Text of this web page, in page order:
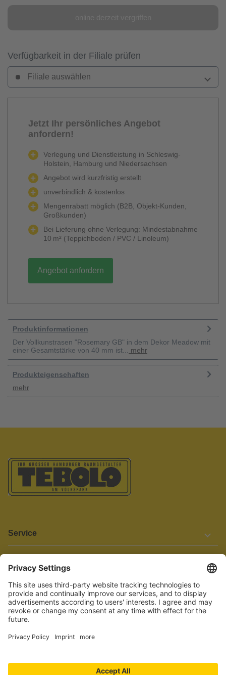
Verfügbarkeit in der Filiale prüfen
Filiale auswählen
Jetzt Ihr persönliches Angebot
anfordern!
Verlegung und Dienstleistung in Schleswig-
Holstein, Hamburg und Niedersachsen
Angebot wird kurzfristig erstellt
unverbindlich & kostenlos
Mengenrabatt möglich (B2B, Objekt-Kunden,
Großkunden)
Bei Lieferung ohne Verlegung: Mindestabnahme
10 m² (Teppichboden / PVC / Linoleum)
Angebot anfordern
Produktinformationen
Der Vollkunstrasen "Rosemary GB" in dem Dekor Meadow mit
einer Gesamtstärke von 40 mm ist...
mehr
Produkteigenschaften
mehr
Service
Informationen
Barrierefreiheit
Wir bemühen uns, unsere Website barrierefrei zu gestalten.
Einige Inhalte und Funktionen sind derzeit jedoch noch nicht
vollständig zugänglich. Wenn Sie auf Barrieren stoßen oder Hilfe
benötigen, kontaktieren Sie uns bitte unter service[at]knutzen.de.
Vertrag widerrufen
© 2026 TEBOLO